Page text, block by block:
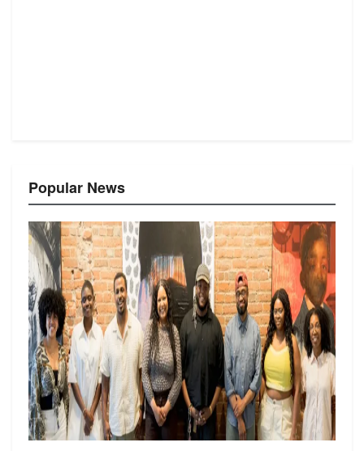
Popular News